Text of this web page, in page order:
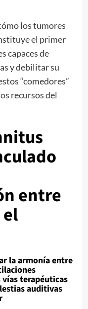
los tumores
el primer
capaces de
y debilitar su
“comedores”
recursos del
entre
la armonía entre
terapéuticas
auditivas